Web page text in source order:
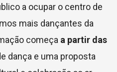
a ocupar o centro de
mais dançantes da
começa a partir das
dança e uma proposta